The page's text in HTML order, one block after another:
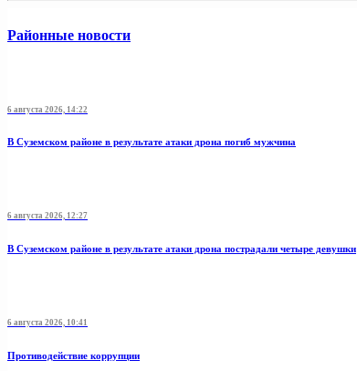
Районные новости
6 августа 2026, 14:22
В Суземском районе в результате атаки дрона погиб мужчина
6 августа 2026, 12:27
В Суземском районе в результате атаки дрона пострадали четыре девушки
6 августа 2026, 10:41
Противодействие коррупции